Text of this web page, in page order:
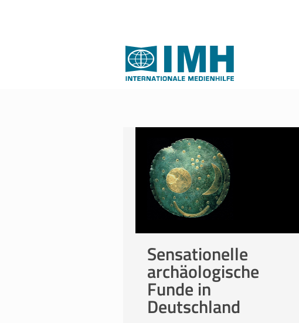
Sensationelle
archäologische
Funde in
Deutschland